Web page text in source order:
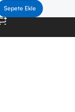
Sepete Ekle